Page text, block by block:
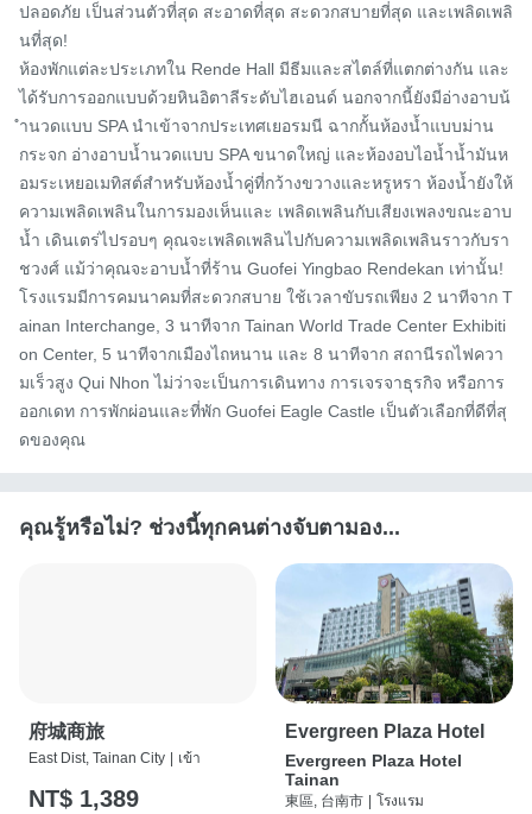
ปลอดภัย เป็นส่วนตัวที่สุด สะอาดที่สุด สะดวกสบายที่สุด และเพลิดเพลิ
นที่สุด!
ห้องพักแต่ละประเภทใน Rende Hall มีธีมและสไตล์ที่แตกต่างกัน และ
ได้รับการออกแบบด้วยหินอิตาลีระดับไฮเอนด์ นอกจากนี้ยังมีอ่างอาบน้
ำนวดแบบ SPA นำเข้าจากประเทศเยอรมนี ฉากกั้นห้องน้ำแบบม่าน
กระจก อ่างอาบน้ำนวดแบบ SPA ขนาดใหญ่ และห้องอบไอน้ำน้ำมันห
อมระเหยอเมทิสต์สำหรับห้องน้ำคู่ที่กว้างขวางและหรูหรา ห้องน้ำยังให้
ความเพลิดเพลินในการมองเห็นและ เพลิดเพลินกับเสียงเพลงขณะอาบ
น้ำ เดินเตร่ไปรอบๆ คุณจะเพลิดเพลินไปกับความเพลิดเพลินราวกับรา
ชวงศ์ แม้ว่าคุณจะอาบน้ำที่ร้าน Guofei Yingbao Rendekan เท่านั้น!
โรงแรมมีการคมนาคมที่สะดวกสบาย ใช้เวลาขับรถเพียง 2 นาทีจาก T
ainan Interchange, 3 นาทีจาก Tainan World Trade Center Exhibiti
on Center, 5 นาทีจากเมืองไถหนาน และ 8 นาทีจาก สถานีรถไฟควา
มเร็วสูง Qui Nhon ไม่ว่าจะเป็นการเดินทาง การเจรจาธุรกิจ หรือการ
ออกเดท การพักผ่อนและที่พัก Guofei Eagle Castle เป็นตัวเลือกที่ดีที่สุ
ดของคุณ
คุณรู้หรือไม่? ช่วงนี้ทุกคนต่างจับตามอง...
府城商旅
East Dist, Tainan City เข้า
NT$ 1,389
Evergreen Plaza Hotel
Evergreen Plaza Hotel
Tainan
東區, 台南市 โรงแรม